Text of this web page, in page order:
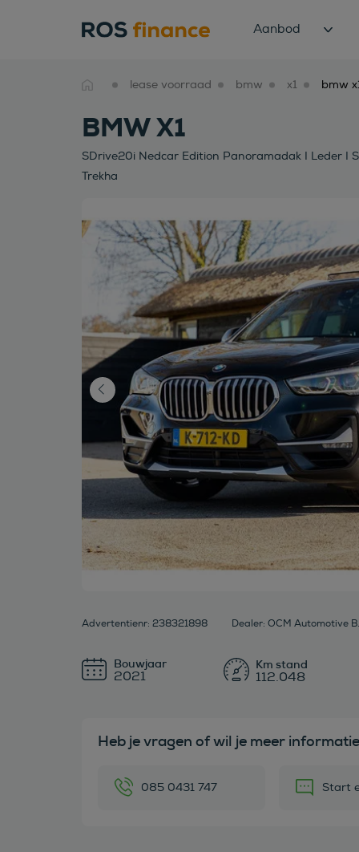
Aanbod
lease voorraad bmw x1
BMW X1
SDrive20i Nedcar Edition Panoramadak I Leder I
Trekha
Advertentienr: 238321898 Dealer: OCM Automotive
Bouwjaar
2021 112.048
Heb je vragen of wil je meer
085 0431 747 Start